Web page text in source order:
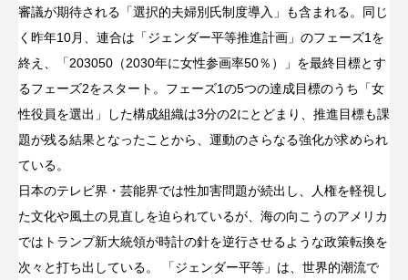
審議が期待される「選択的夫婦別氏制度導入」も含まれる。同じ
く昨年10月、連合は「ジェンダー平等推進計画」のフェーズ1を
終え、「203050（2030年に女性参画率50％）」を最終目標とす
るフェーズ2をスタート。フェーズ1の5つの達成目標のうち「女
性役員を選出」した構成組織は3分の2にとどまり、推進目標も課
題が残る結果となったことから、運動のさらなる強化が求められ
ている。
日本のテレビ界・芸能界では性加害問題が続出し、人権を軽視し
た文化や風土の見直しを迫られているが、海の向こうのアメリカ
ではトランプ新大統領が時計の針を逆行させるような政策転換を
次々と打ち出している。 「ジェンダー平等」は、世界的潮流で